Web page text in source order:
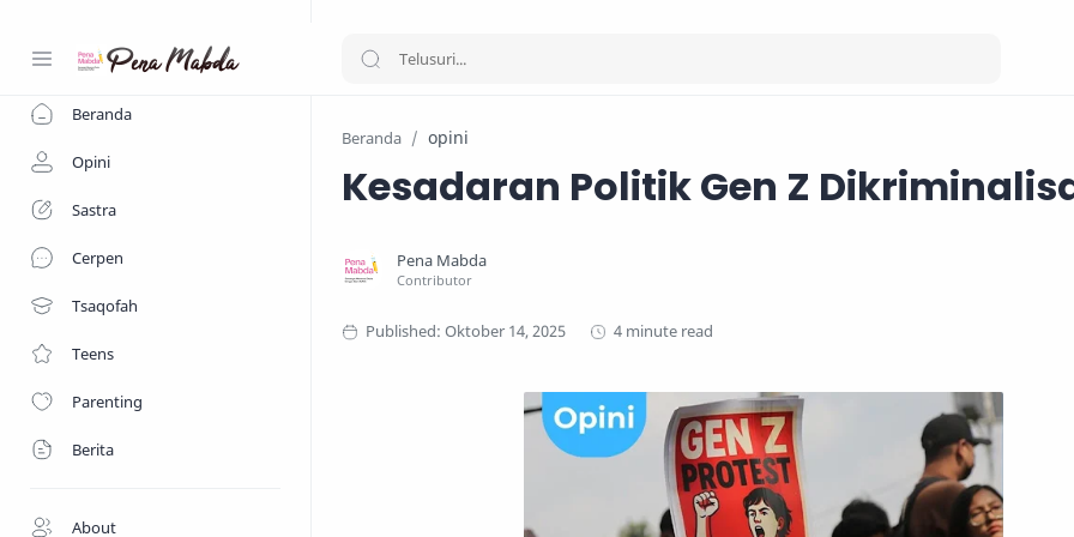
Beranda
Opini
Sastra
Cerpen
Tsaqofah
Teens
Parenting
Berita
About
Beranda opini
Kesadaran Politik Gen Z
4 minute read